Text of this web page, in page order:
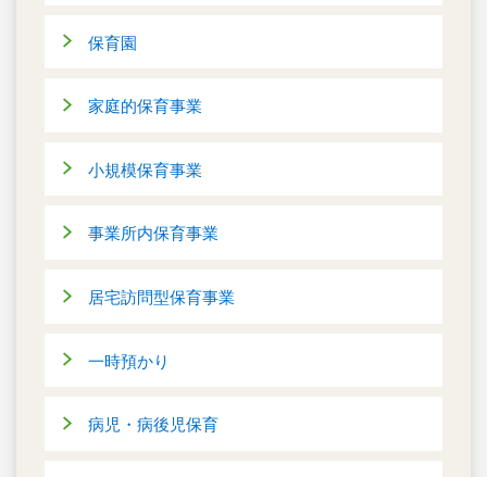
保育園
家庭的保育事業
小規模保育事業
事業所内保育事業
居宅訪問型保育事業
一時預かり
病児・病後児保育